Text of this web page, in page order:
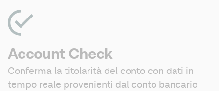
Account Check
Conferma la titolarità del conto con dati in
tempo reale provenienti dal conto bancario